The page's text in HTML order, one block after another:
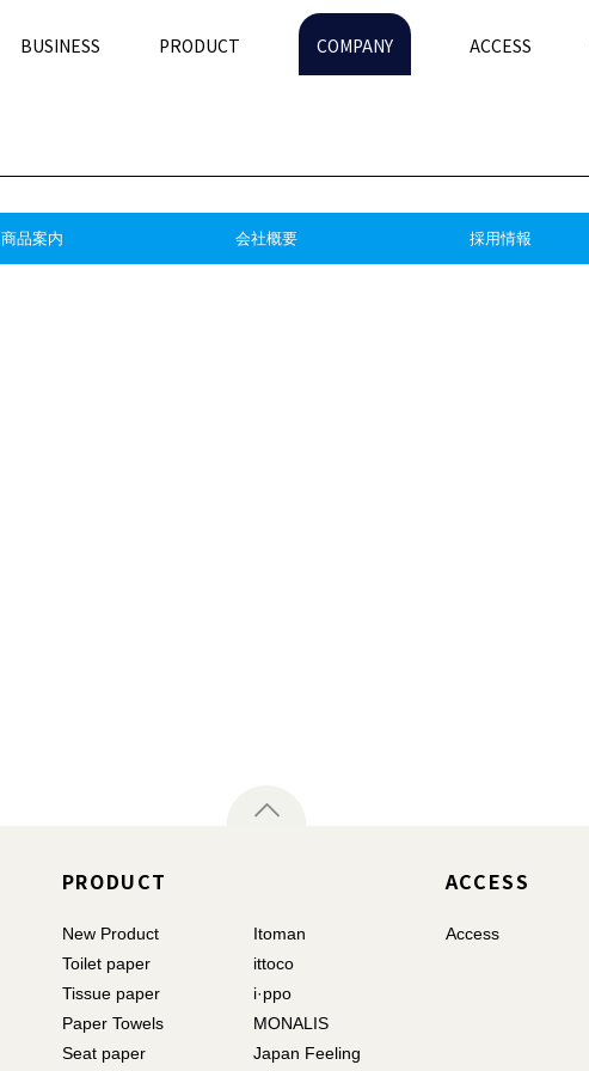
BUSINESS PRODUCT COMPANY ACCESS
商品案内 会社概要 採用情報
PRODUCT
New Product
Toilet paper
Tissue paper
Paper Towels
Seat paper
Itoman
ittoco
i·ppo
MONALIS
Japan Feeling
ACCESS
Access